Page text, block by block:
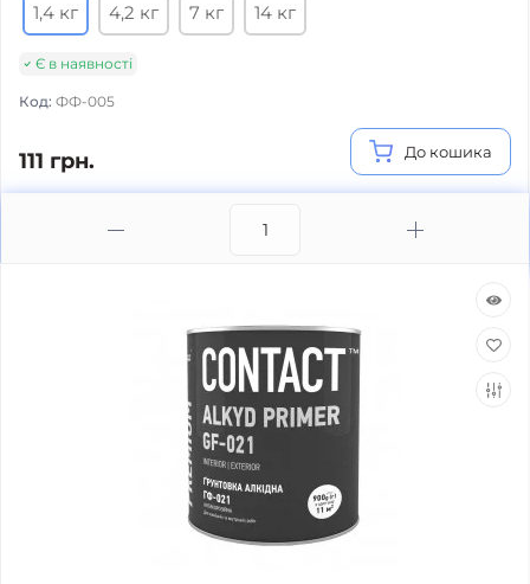
1,4 кг 4,2 кг 7 кг 14 кг
Є в наявності
Код: ФФ-005
111 грн. До кошика